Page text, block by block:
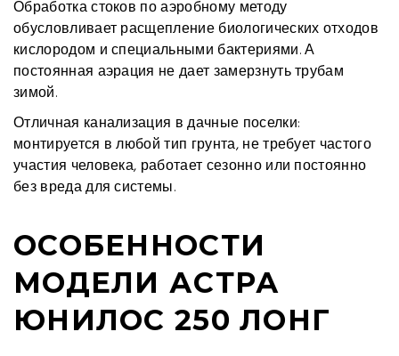
Обработка стоков по аэробному методу
обусловливает расщепление биологических отходов
кислородом и специальными бактериями. А
постоянная аэрация не дает замерзнуть трубам
зимой.
Отличная канализация в дачные поселки:
монтируется в любой тип грунта, не требует частого
участия человека, работает сезонно или постоянно
без вреда для системы.
ОСОБЕННОСТИ
МОДЕЛИ АСТРА
ЮНИЛОС 250 ЛОНГ